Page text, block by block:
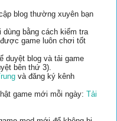
blog thường xuyên bạn
bằng cách kiểm tra
game luôn chơi tốt
duyệt blog và tải game
bên thứ 3).
và đăng ký kênh
game mới mỗi ngày: Tải